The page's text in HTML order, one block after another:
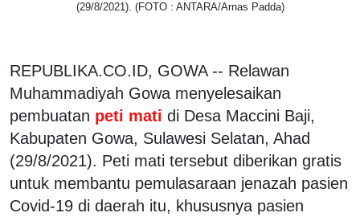
(29/8/2021). (FOTO : ANTARA/Arnas Padda)
REPUBLIKA.CO.ID, GOWA -- Relawan
Muhammadiyah Gowa menyelesaikan
pembuatan peti mati di Desa Maccini Baji,
Kabupaten Gowa, Sulawesi Selatan, Ahad
(29/8/2021). Peti mati tersebut diberikan gratis
untuk membantu pemulasaraan jenazah pasien
Covid-19 di daerah itu, khususnya pasien